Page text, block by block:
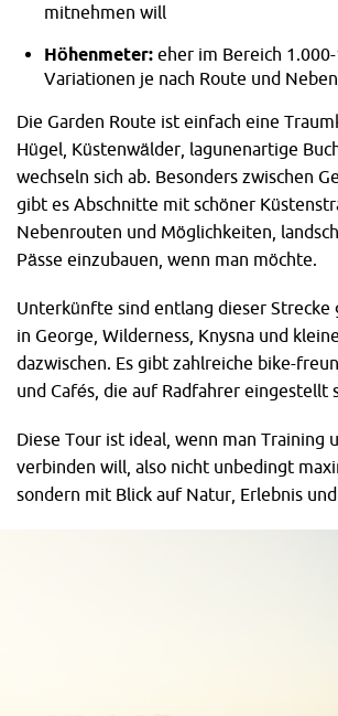
mitnehmen will
Höhenmeter: eher im Bereich
Variationen je nach Route und
Die Garden Route ist einfach eine
Hügel, Küstenwälder, lagunenartige
wechseln sich ab. Besonders zwischen
gibt es Abschnitte mit schöner
Nebenrouten und Möglichkeiten,
Pässe einzubauen, wenn man möchte.
Unterkünfte sind entlang dieser Strecke
in George, Wilderness, Knysna und
dazwischen. Es gibt zahlreiche bike-
und Cafés, die auf Radfahrer eingestellt
Diese Tour ist ideal, wenn man Training
verbinden will, also nicht unbedingt
sondern mit Blick auf Natur, Erlebnis und